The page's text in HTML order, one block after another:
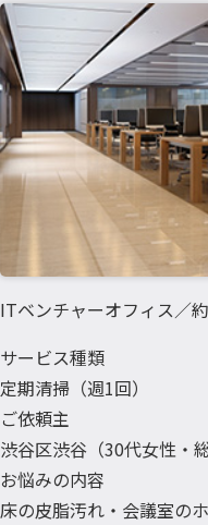
ITベンチャーオフィス／
サービス種類
定期清掃（週1回）
ご依頼主
渋谷区渋谷（30代女性・
お悩みの内容
床の皮脂汚れ・会議室の